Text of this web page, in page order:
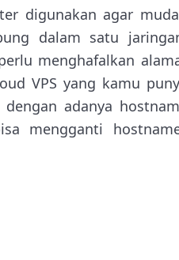
digunakan agar
dalam satu
menghafalkan
VPS yang kamu
adanya
mengganti